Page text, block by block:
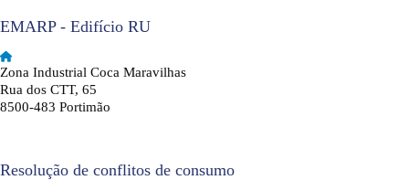
EMARP - Edifício RU
Zona Industrial Coca Maravilhas
Rua dos CTT, 65
8500-483 Portimão
Resolução de conflitos de consumo